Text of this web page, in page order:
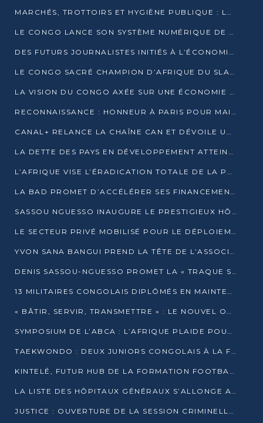
MARCHÉS, TROTTOIRS ET HYGIÈNE PUBLIQUE : LE GOUVERNEMENT DURCIT LE TON
LE CONGO LANCE SON SYSTÈME NUMÉRIQUE DE VÉRIFICATION DU BOIS
DES FUTURS JOURNALISTES INITIÉS À L’ÉCONOMIE BLEUE DURABLE
LE CONGO SACRÉ CHAMPION D’AFRIQUE DU SLAM 2025
LA VISION DU CONGO AXÉE SUR UNE ÉCONOMIE BAS CARBONE AU RENDEZ-VOUS DE MONACO 2025
RECONNAISSANCE : HONNEUR À PARIS POUR MAIXENT RAOUL OMINGA
CANAL+ RELANCE LA CHAÎNE CAN ET DÉVOILE UNE OFFRE EXCEPTIONNELLE POUR DÉCEMBRE
LA DETTE DES PAYS EN DÉVELOPPEMENT ATTEINT UN SOMMET HISTORIQUE ENTRE 2022 ET 2024
L’AFRIQUE VISE L’ÉRADICATION TOTALE DE LA POLIOMYÉLITE D’ICI 2026
LA BAD PROMET D’ACCÉLÉRER SES FINANCEMENTS AVEC LE MINISTÈRE DE L’ASSAINISSEMENT
SASSOU NGUESSO INAUGURE LE PRESTIGIEUX HÔTEL KEMPINSKI BRAZZAVILLE
LE SECTEUR PRIVÉ MOBILISÉ POUR LE DÉPLOIEMENT DE 19 MINI-CENTRALES SOLAIRES
YVON SANA BANGUI PREND LA TÊTE DE L’ASSOCIATION DES BANQUES CENTRALES AFRICAINES
DENIS SASSOU-NGUESSO PROMET LA « TRAQUE SANS RELÂCHE » DU GRAND BANDITISME
13 MILITAIRES CONGOLAIS DIPLÔMÉS EN MAINTENANCE INDUSTRIELLE APRÈS TROIS ANS DE FORMATION À L’UNIVERSITÉ MARIEN-NGOUABI
« BÂTIR, SERVIR, TRANSMETTRE » : LE NOUVEL OUVRAGE QUI INTERPELLE LES COLLECTIVITÉS
SYMPOSIUM DE L’ABCA : L’AFRIQUE PLAIDE POUR UN FINANCEMENT CLIMATIQUE ÉQUITABLE
TAEKWONDO : DEUX JUNIORS CONGOLAIS À LA FINALE D’OPEN SYRIES 2025 À ABIDJAN
KINTELÉ, FUTUR HUB DE LA FORMATION FOOTBALLISTIQUE AFRICAINE ?
LA LISTE DES HÔPITAUX GÉNÉRAUX S’ALLONGE AU CONGO
JUSTICE : OUVERTURE DE LA SESSION CRIMINELLE À BRAZZAVILLE AVEC 52 DOSSIERS AU RÔLE